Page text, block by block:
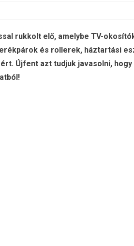
rukkolt elő, amelybe TV-
és rollerek, háztartási
Újfent azt tudjuk javasolni, hogy